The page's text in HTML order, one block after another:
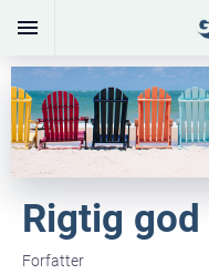
Rigtig
Forfatter